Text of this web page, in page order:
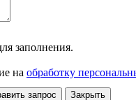
заполнения.
на обработку